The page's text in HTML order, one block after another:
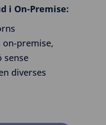
i On-Premise:
premise,
sense
diverses